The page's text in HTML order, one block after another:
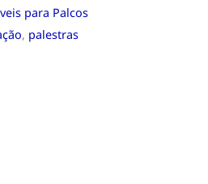
para Palcos
, palestras